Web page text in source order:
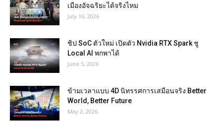
เมืองอัจฉริยะได้จริงไหม
July 16, 2026
ชิป SoC ตัวใหม่ เปิดตัว Nvidia RTX Spark ชู
Local AI พกพาได้
June 5, 2026
ข้ามเวลาแบบ 4D นิทรรศการเสมือนจริง Better
World, Better Future
May 2, 2026